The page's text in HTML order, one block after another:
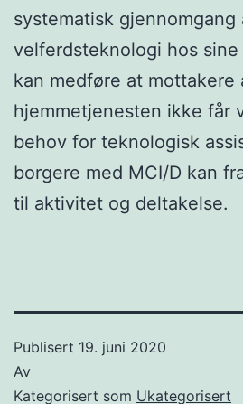
systematisk
velferdsteknologi hos
kan medføre at mottakere
hjemmetjenesten ikke får
behov for teknologisk
borgere med MCI/D kan
til aktivitet og deltakelse.
Publisert 19. juni 2020
Av
Kategorisert som Ukategorisert